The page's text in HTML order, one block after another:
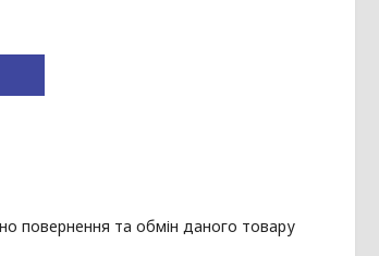
повернення та обмін даного товару